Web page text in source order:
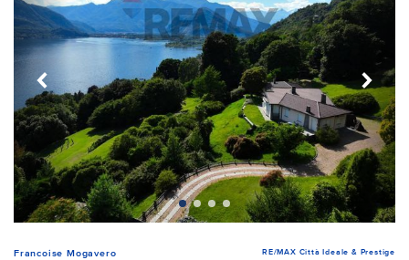
Francoise Mogavero RE/MAX Città Ideale & Prestige